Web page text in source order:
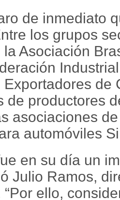
de inmediato
los grupos
Asociación
Exportadores de
de productores
asociaciones
automóviles
en su día un
Julio Ramos,
“Por ello,